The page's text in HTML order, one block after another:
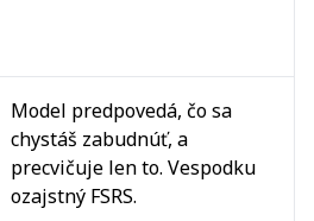
Model predpovedá, čo sa
chystáš zabudnúť, a
precvičuje len to. Vespodku
ozajstný FSRS.